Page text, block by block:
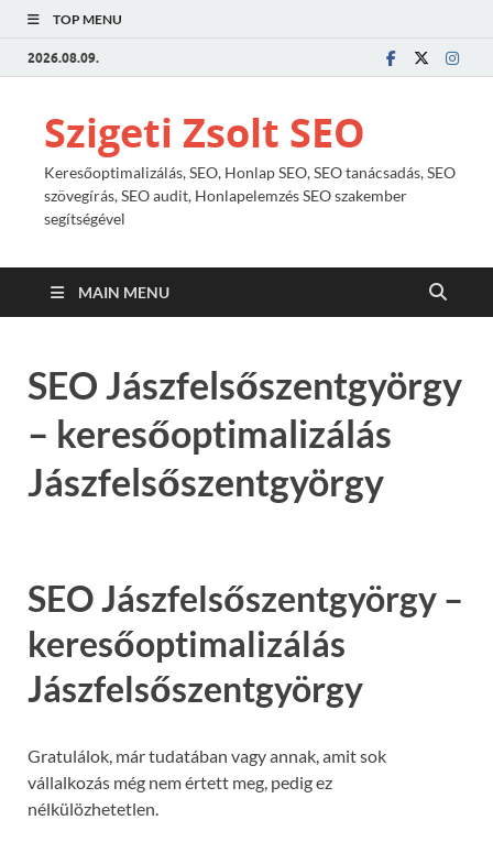
TOP MENU
2026.08.09.
Szigeti Zsolt SEO
Keresőoptimalizálás, SEO, Honlap SEO, SEO tanácsadás, SEO
szövegírás, SEO audit, Honlapelemzés SEO szakember
segítségével
MAIN MENU
SEO Jászfelsőszentgyörgy
– keresőoptimalizálás
Jászfelsőszentgyörgy
SEO Jászfelsőszentgyörgy –
keresőoptimalizálás
Jászfelsőszentgyörgy
Gratulálok, már tudatában vagy annak, amit sok
vállalkozás még nem értett meg, pedig ez
nélkülözhetetlen.